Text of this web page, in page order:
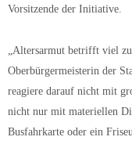
Vorsitzende der Initiative.
„Altersarmut betrifft viel
Oberbürgermeisterin der
reagiere darauf nicht mit
nicht nur mit materiellen
Busfahrkarte oder ein